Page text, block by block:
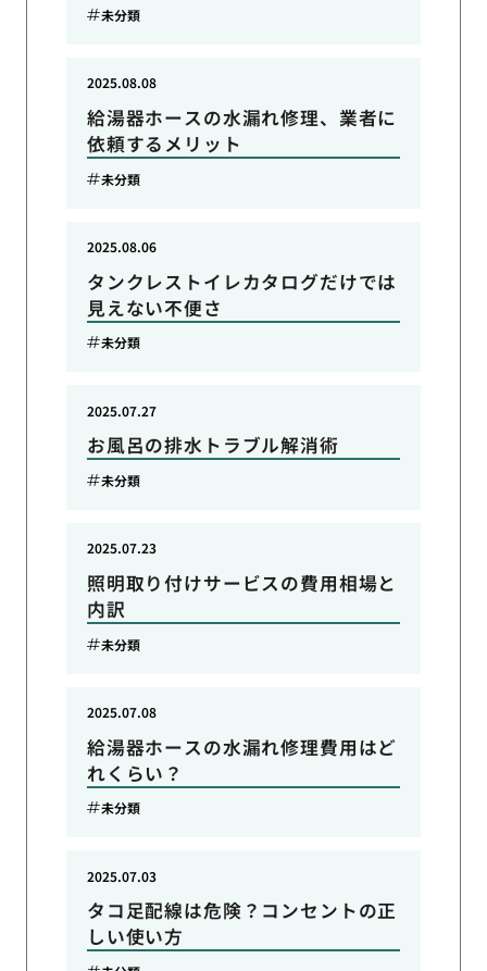
未分類
給湯器ホースの水漏れ修理、業者に
依頼するメリット
2025.08.08
未分類
タンクレストイレカタログだけでは
見えない不便さ
2025.08.06
未分類
お風呂の排水トラブル解消術
2025.07.27
未分類
照明取り付けサービスの費用相場と
内訳
2025.07.23
未分類
給湯器ホースの水漏れ修理費用はど
れくらい？
2025.07.08
未分類
タコ足配線は危険？コンセントの正
しい使い方
2025.07.03